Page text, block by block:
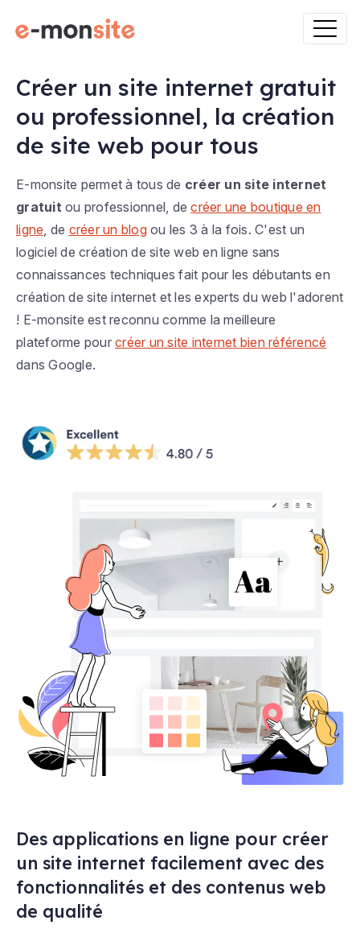
Créer un site internet gratuit
ou professionnel, la création
de site web pour tous
E-monsite permet à tous de créer un site internet
gratuit ou professionnel, decréer une boutique en
ligne , de créer un blogou les 3 à la fois. C'est un
logiciel de création de site web en ligne sans
connaissances techniques fait pour les débutants en
création de site internet et les experts du web l'adorent
! E-monsite est reconnu comme la meilleure
plateforme pour créer un site internet bien référencé
dans Google.
Des applications en ligne pour créer
un site internet facilement avec des
fonctionnalités et des contenus web
de qualité